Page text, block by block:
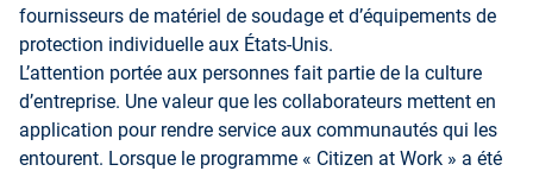
fournisseurs de matériel de soudage et d’équipements de
protection individuelle aux États-Unis.
L’attention portée aux personnes fait partie de la culture
d’entreprise. Une valeur que les collaborateurs mettent en
application pour rendre service aux communautés qui les
entourent. Lorsque le programme « Citizen at Work » a été